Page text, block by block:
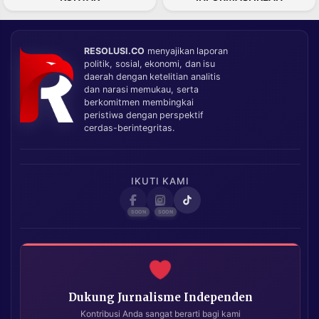
RESOLUSI.CO menyajikan laporan
politik, sosial, ekonomi, dan isu
daerah dengan ketelitian analitis
dan narasi memukau, serta
berkomitmen membingkai
peristiwa dengan perspektif
cerdas-berintegritas.
IKUTI KAMI
Dukung Jurnalisme Independen
Kontribusi Anda sangat berarti bagi kami